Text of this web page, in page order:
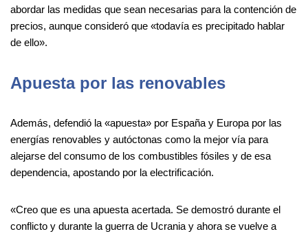
abordar las medidas que sean necesarias para la contención de
precios, aunque consideró que «todavía es precipitado hablar
de ello».
Apuesta por las renovables
Además, defendió la «apuesta» por España y Europa por las
energías renovables y autóctonas como la mejor vía para
alejarse del consumo de los combustibles fósiles y de esa
dependencia, apostando por la electrificación.
«Creo que es una apuesta acertada. Se demostró durante el
conflicto y durante la guerra de Ucrania y ahora se vuelve a